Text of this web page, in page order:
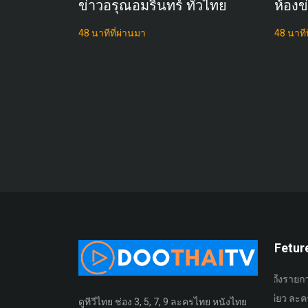
ข่าวอรุณอมรินทร์ ทั่วไทย
48 นาทีที่ผ่านมา
ห้อง
48 นา
ดูทีวีไทย ช่อง 3, 5, 7, 9 ละครไทย หนังไทย
เคยดูมา หรือรับชม
รับชมรายการได้ง่ายมาก เข้าถึงรายการ
ต่างๆ ได้สะดวกมากๆ ด้วยเมนูเดียว ละคร
ให้คะ
ชอบได้